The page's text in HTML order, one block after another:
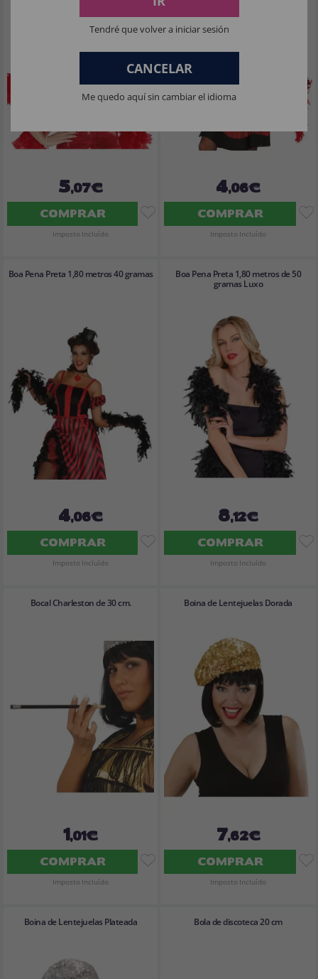
5,07€
COMPRAR
Imposto Incluído
4,06€
COMPRAR
Imposto Incluído
Boa Pena Preta 1,80 metros 40 gramas
4,06€
COMPRAR
Imposto Incluído
Boa Pena Preta 1,80 metros de 50
gramas Luxo
8,12€
COMPRAR
Imposto Incluído
Bocal Charleston de 30 cm.
1,01€
COMPRAR
Imposto Incluído
Boina de Lentejuelas Dorada
7,62€
COMPRAR
Imposto Incluído
Boina de Lentejuelas Plateada Bola de discoteca 20 cm
Tendré que volver a iniciar sesión
CANCELAR
Me quedo aquí sin cambiar el idioma